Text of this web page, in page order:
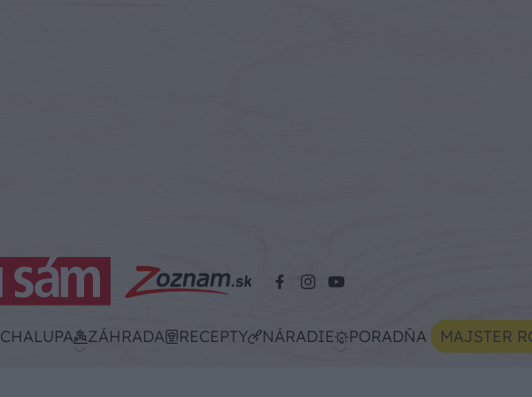
CHALUPA ZÁHRADA RECEPTY NÁRADIE PORADŇA MAJSTER